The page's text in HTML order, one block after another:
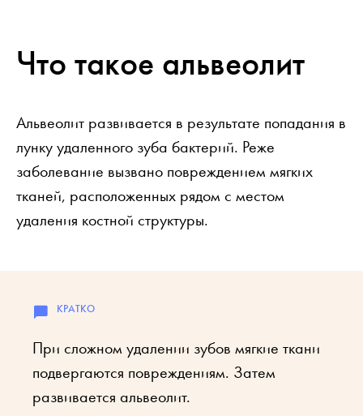
Что такое альвеолит
Альвеолит развивается в результате попадания в
лунку удаленного зуба бактерий. Реже
заболевание вызвано повреждением мягких
тканей, расположенных рядом с местом
удаления костной структуры.
При сложном удалении зубов мягкие ткани
подвергаются повреждениям. Затем
развивается альвеолит.